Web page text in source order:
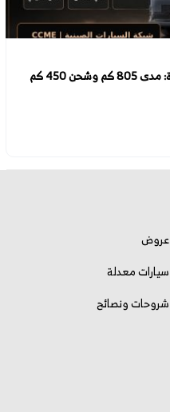
إكسبنج G9L تكشف مقصورتها الفاخرة: مدى 805 كم وشحن 450 كم
عروض
سيارات معدلة
شروحات ونصائح